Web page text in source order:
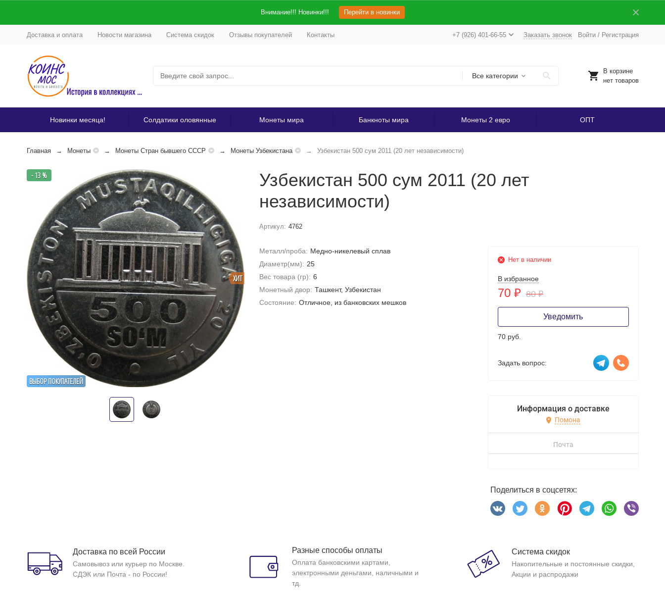
Внимание!!! Новинки!!! Перейти в новинки
Доставка и оплата Новости магазина Система скидок Отзывы покупателей Контакты +7 (926) 401-66-55 Заказать звонок Войти/ Регистрация
Все категории
В корзине
нет товаров
Новинки месяца! Солдатики оловянные Монеты мира Банкноты мира Монеты 2 евро ОПТ
Главная Монеты Монеты Стран бывшего СССР Монеты Узбекистана Узбекистан 500 сум 2011 (20 лет независимости)
ВЫБОР ПОКУПАТЕЛЕЙ
ХИТ
- 13 %
Узбекистан 500 сум 2011 (20 лет
независимости)
Артикул: 4762
Металл/проба: Медно-никелевый сплав
Диаметр(мм): 25
Вес товара (гр): 6
Монетный двор: Ташкент, Узбекистан
Состояние: Отличное, из банковских мешков
Нет в наличии
В избранное
70 ₽ 80₽
Уведомить
70 руб.
Задать вопрос:
Информация о доставке
Помона
Почта
Поделиться в соцсетях:
Доставка по всей России
Самовывоз или курьер по Москве.
СДЭК или Почта - по России!
Разные способы оплаты
Оплата банковскими картами,
электронными деньгами, наличными и
тд.
Система скидок
Накопительные и постоянные скидки,
Акции и распродажи